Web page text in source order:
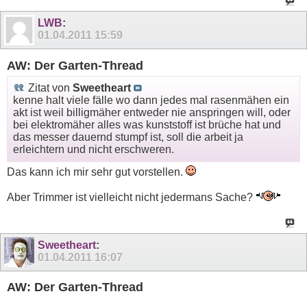
LWB:
01.04.2011 15:59
AW: Der Garten-Thread
Zitat von Sweetheart
kenne halt viele fälle wo dann jedes mal rasenmähen ein
akt ist weil billigmäher entweder nie anspringen will, oder
bei elektromäher alles was kunststoff ist brüche hat und
das messer dauernd stumpf ist, soll die arbeit ja
erleichtern und nicht erschweren.
Das kann ich mir sehr gut vorstellen.
Aber Trimmer ist vielleicht nicht jedermans Sache?
Sweetheart:
01.04.2011 16:07
AW: Der Garten-Thread